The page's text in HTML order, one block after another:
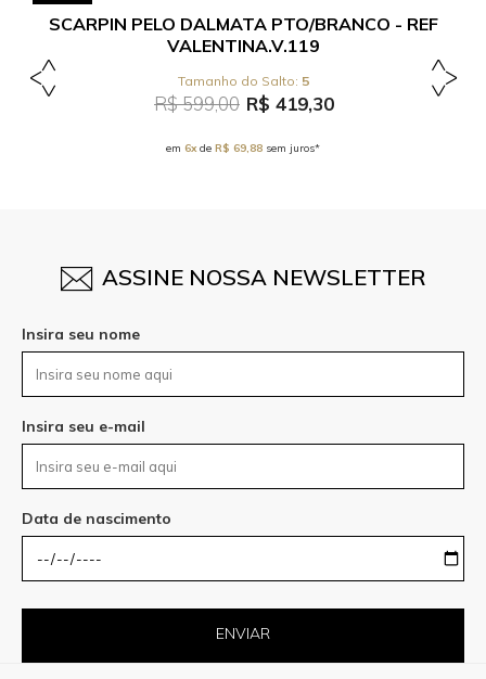
SCARPIN PELO DALMATA PTO/BRANCO - REF
VALENTINA.V.119
5
R$ 599,00 R$ 419,30
em 6xde R$ 69,88 sem juros*
ASSINE NOSSA NEWSLETTER
Insira seu nome
Insira seu e-mail
Data de nascimento
ENVIAR